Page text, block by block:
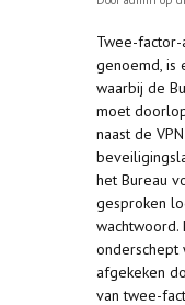
Twee-factor-
genoemd, is
waarbij de
moet
naast de
het Bureau
gesproken
wachtwoord.
onderschept
afgekeken
van twee-